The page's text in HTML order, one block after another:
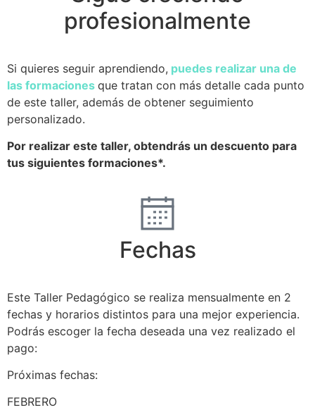
profesionalmente
Si quieres seguir aprendiendo, puedes realizar una de
las formaciones que tratan con más detalle cada punto
de este taller, además de obtener seguimiento
personalizado.
Por realizar este taller, obtendrás un descuento para
tus siguientes formaciones*.
Fechas
Este Taller Pedagógico se realiza mensualmente en 2
fechas y horarios distintos para una mejor experiencia.
Podrás escoger la fecha deseada una vez realizado el
pago:
Próximas fechas:
FEBRERO